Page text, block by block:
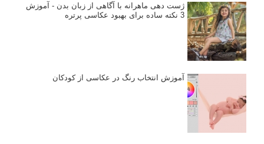
ژست دهی ماهرانه با آگاهی از زبان بدن - آموزش
3 نکته ساده برای بهبود عکاسی پرتره
آموزش انتخاب رنگ در عکاسی از کودکان